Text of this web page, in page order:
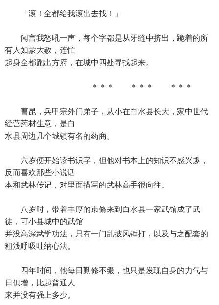
「滚！全都给我滚出去找！」
闻言我怒吼一声，每个字都是从牙缝中挤出，跪着的所
有人如蒙大赦，连忙
起身全都跑出方府，在城中四处寻找起来。
＊＊＊ ＊＊＊ ＊＊＊
曹昆，兵甲宗外门弟子，从小在白水县长大，家中世代
经营药材生意，是白
水县周边几个城镇有名的药商。
六岁便开始读书识字，但他对书本上的知识不感兴趣，
反而喜欢那些小说话
本和武林传记，对里面描写的武林高手很向往。
八岁时，带着丰厚的束脩来到白水县一家武馆成了武
徒，可小县城中的武馆
并没高深武学功法，只有一门乱披风锤打，以及与之配套的
粗浅呼吸吐纳心法。
四年时间，他每日勤修不缀，也只是发现自身的力气与
日俱增，比起普通人
来并没有强上多少。